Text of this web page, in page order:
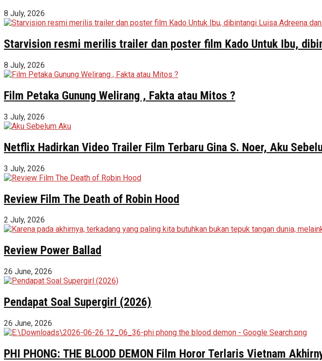
8 July, 2026
Starvision resmi merilis trailer dan poster film Kado Untuk Ibu,
8 July, 2026
Film Petaka Gunung Welirang , Fakta atau Mitos ?
3 July, 2026
Netflix Hadirkan Video Trailer Film Terbaru Gina S. Noer, Aku
3 July, 2026
Review Film The Death of Robin Hood
2 July, 2026
Review Power Ballad
26 June, 2026
Pendapat Soal Supergirl (2026)
26 June, 2026
PHI PHONG: THE BLOOD DEMON Film Horor Terlaris Vietnam